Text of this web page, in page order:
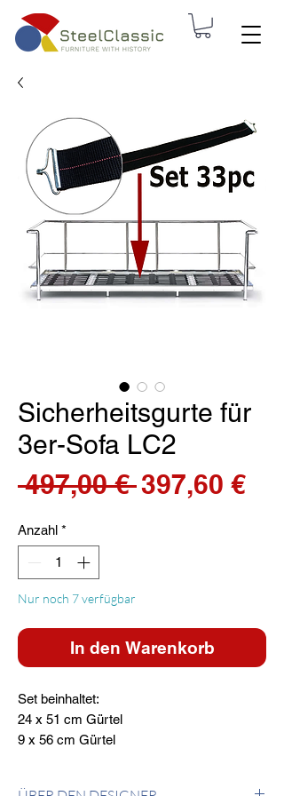
Sicherheitsgurte für
3er-Sofa LC2
497,00 € 397,60 €
Anzahl *
Nur noch 7 verfügbar
In den Warenkorb
Set beinhaltet:
24 x 51 cm Gürtel
9 x 56 cm Gürtel